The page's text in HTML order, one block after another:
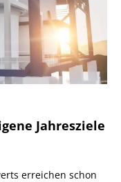
Jahresziele
erreichen schon